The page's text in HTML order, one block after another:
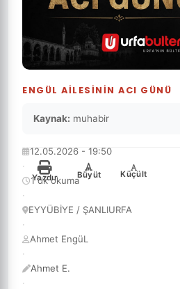
ENGÜL AİLESİNİN ACI GÜNÜ
12.05.2026 - 19:50
·
1 dk okuma
·
EYYÜBİYE / ŞANLIURFA
·
Ahmet EngüL
·
Ahmet E.
·
Yazdır
+
Büyüt
-
Küçült
Kaynak: muhabir